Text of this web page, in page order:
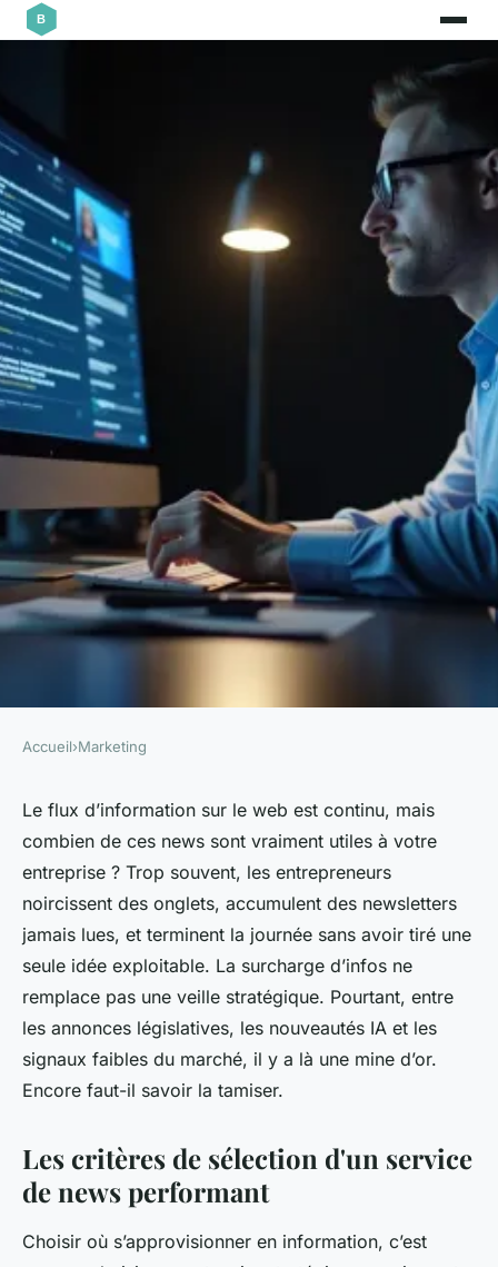
Quelles solutions pour accéder
aux news services web
efficaces ?
Rémy•25/03/2026 15:27•8 min de lecture
Accueil›Marketing
Le flux d’information sur le web est continu, mais
combien de ces news sont vraiment utiles à votre
entreprise ? Trop souvent, les entrepreneurs
noircissent des onglets, accumulent des newsletters
jamais lues, et terminent la journée sans avoir tiré une
seule idée exploitable. La surcharge d’infos ne
remplace pas une veille stratégique. Pourtant, entre
les annonces législatives, les nouveautés IA et les
signaux faibles du marché, il y a là une mine d’or.
Encore faut-il savoir la tamiser.
Les critères de sélection d'un service
de news performant
Choisir où s’approvisionner en information, c’est